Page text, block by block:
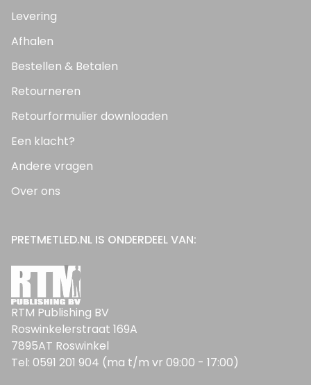
Levering
Afhalen
Bestellen & Betalen
Retourneren
Retourformulier downloaden
Een klacht?
Andere vragen
Over ons
PRETMETLED.NL IS ONDERDEEL VAN:
RTM Publishing BV
Roswinkelerstraat 169A
7895AT Roswinkel
Tel: 0591 201 904 (ma t/m vr 09:00 - 17:00)